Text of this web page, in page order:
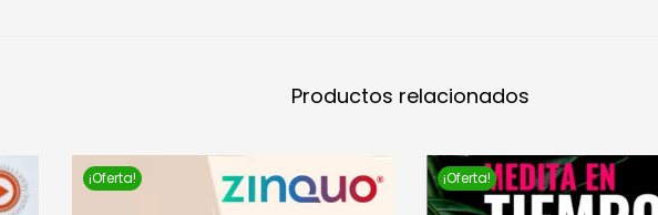
Productos relacionados
¡Oferta! ¡Oferta!